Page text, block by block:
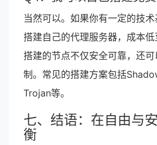
当然可以。如果你有一定的技
搭建自己的代理服务器，成本
搭建的节点不仅安全可靠，还
制。常见的搭建方案包括
Trojan等。
七、结语：在自由与
衡